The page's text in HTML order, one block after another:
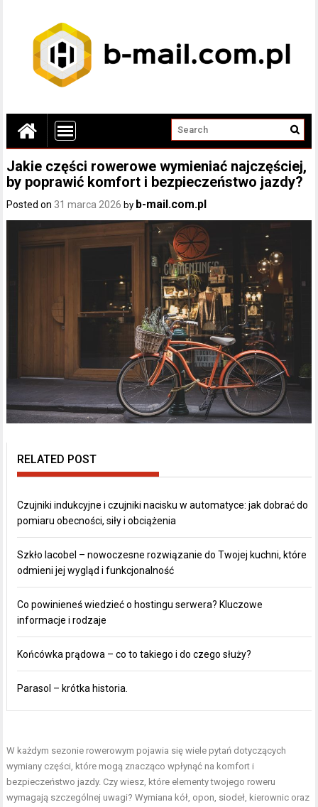
Jakie części rowerowe wymieniać najczęściej,
by poprawić komfort i bezpieczeństwo jazdy?
Posted on 31 marca 2026 by b-mail.com.pl
RELATED POST
Czujniki indukcyjne i czujniki nacisku w automatyce: jak dobrać do
pomiaru obecności, siły i obciążenia
Szkło lacobel – nowoczesne rozwiązanie do Twojej kuchni, które
odmieni jej wygląd i funkcjonalność
Co powinieneś wiedzieć o hostingu serwera? Kluczowe
informacje i rodzaje
Końcówka prądowa – co to takiego i do czego służy?
Parasol – krótka historia.
W każdym sezonie rowerowym pojawia się wiele pytań dotyczących
wymiany części, które mogą znacząco wpłynąć na komfort i
bezpieczeństwo jazdy. Czy wiesz, które elementy twojego roweru
wymagają szczególnej uwagi? Wymiana kół, opon, siodeł, kierownic oraz